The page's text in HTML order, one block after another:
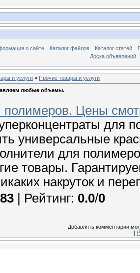
о сайте Каталог файлов Каталог статей
Доска объявлений
и услуги » Прочие товары и услуги
любые объемы.
полимеров. Цены
универсальные
для
товары.
накруток и
| Рейтинг: 0.0/0
Добавлять комментарии
[